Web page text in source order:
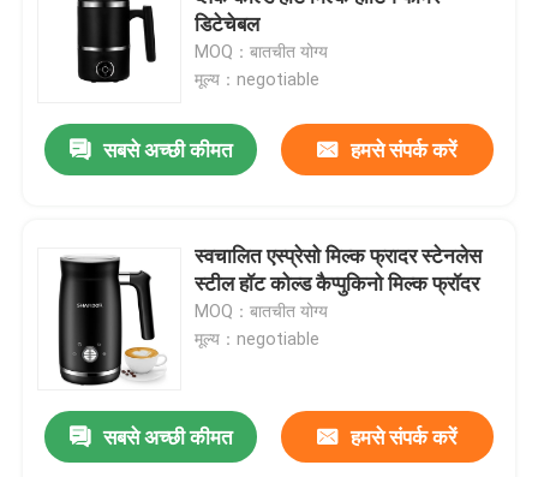
होम
हमारे बारे में
फैक्टरी यात्रा
गुणवत्ता नियंत्रण
डिटेचेबल
MOQ：बातचीत योग्य
मूल्य：negotiable
सबसे अच्छी कीमत हमसे संपर्क करें
स्वचालित एस्प्रेसो मिल्क फ्रादर स्टेनलेस
स्टील हॉट कोल्ड कैप्पुकिनो मिल्क फ्रॉदर
MOQ：बातचीत योग्य
मूल्य：negotiable
सबसे अच्छी कीमत हमसे संपर्क करें